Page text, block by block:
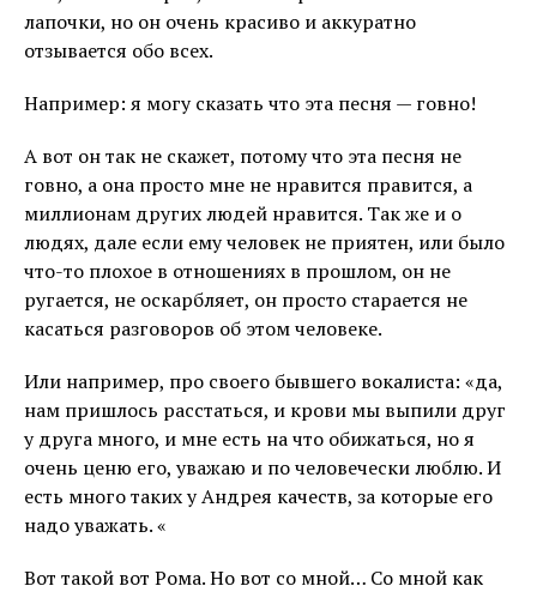
лапочки, но он очень красиво и аккуратно
отзывается обо всех.
Например: я могу сказать что эта песня — говно!
А вот он так не скажет, потому что эта песня не
говно, а она просто мне не нравится правится, а
миллионам других людей нравится. Так же и о
людях, дале если ему человек не приятен, или было
что-то плохое в отношениях в прошлом, он не
ругается, не оскарбляет, он просто старается не
касаться разговоров об этом человеке.
Или например, про своего бывшего вокалиста: «да,
нам пришлось расстаться, и крови мы выпили друг
у друга много, и мне есть на что обижаться, но я
очень ценю его, уважаю и по человечески люблю. И
есть много таких у Андрея качеств, за которые его
надо уважать. «
Вот такой вот Рома. Но вот со мной… Со мной как